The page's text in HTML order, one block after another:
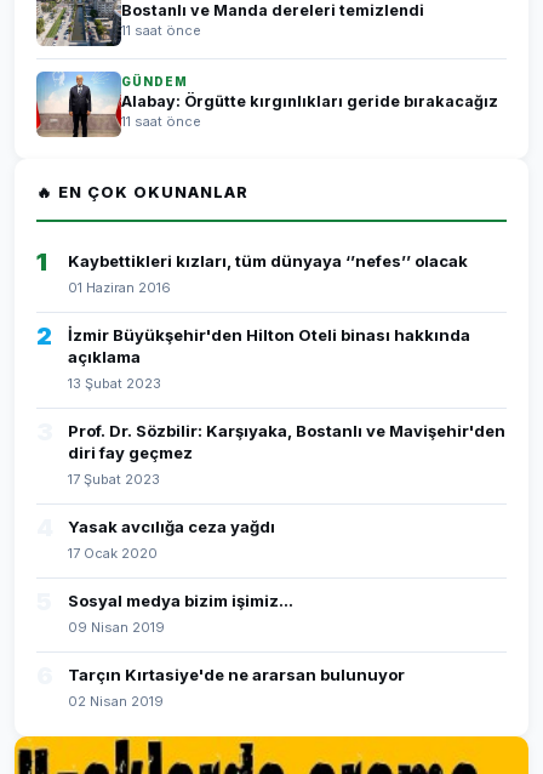
Bostanlı ve Manda dereleri temizlendi
11 saat önce
GÜNDEM
Alabay: Örgütte kırgınlıkları geride bırakacağız
11 saat önce
🔥 EN ÇOK OKUNANLAR
1 Kaybettikleri kızları, tüm dünyaya ‘’nefes’’ olacak
01 Haziran 2016
2
İzmir Büyükşehir'den Hilton Oteli binası hakkında
açıklama
13 Şubat 2023
Prof. Dr. Sözbilir: Karşıyaka, Bostanlı ve Mavişehir'den
diri fay geçmez
17 Şubat 2023
Yasak avcılığa ceza yağdı
17 Ocak 2020
Sosyal medya bizim işimiz...
09 Nisan 2019
Tarçın Kırtasiye'de ne ararsan bulunuyor
02 Nisan 2019